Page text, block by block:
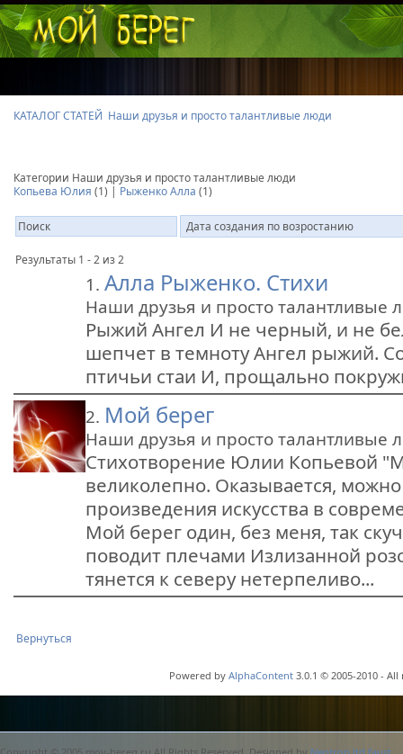
КАТАЛОГ СТАТЕЙ Наши друзья и просто талантливые люди
Категории Наши друзья и просто талантливые люди
Копьева Юлия (1) | Рыженко Алла (1)
Результаты 1 - 2 из 2
1. Алла Рыженко. Стихи
Наши друзья и просто талантливые
Рыжий Ангел И не черный, и не
шепчет в темноту Ангел рыжий.
птичьи стаи И, прощально
2. Мой берег
Наши друзья и просто
Стихотворение Юлии Копьевой
великолепно. Оказывается,
произведения искусства в
Мой берег один, без меня, так
поводит плечами Излизанной
тянется к северу нетерпеливо...
Вернуться
Powered byAlphaContent 3.0.1 © 2005-2010 -